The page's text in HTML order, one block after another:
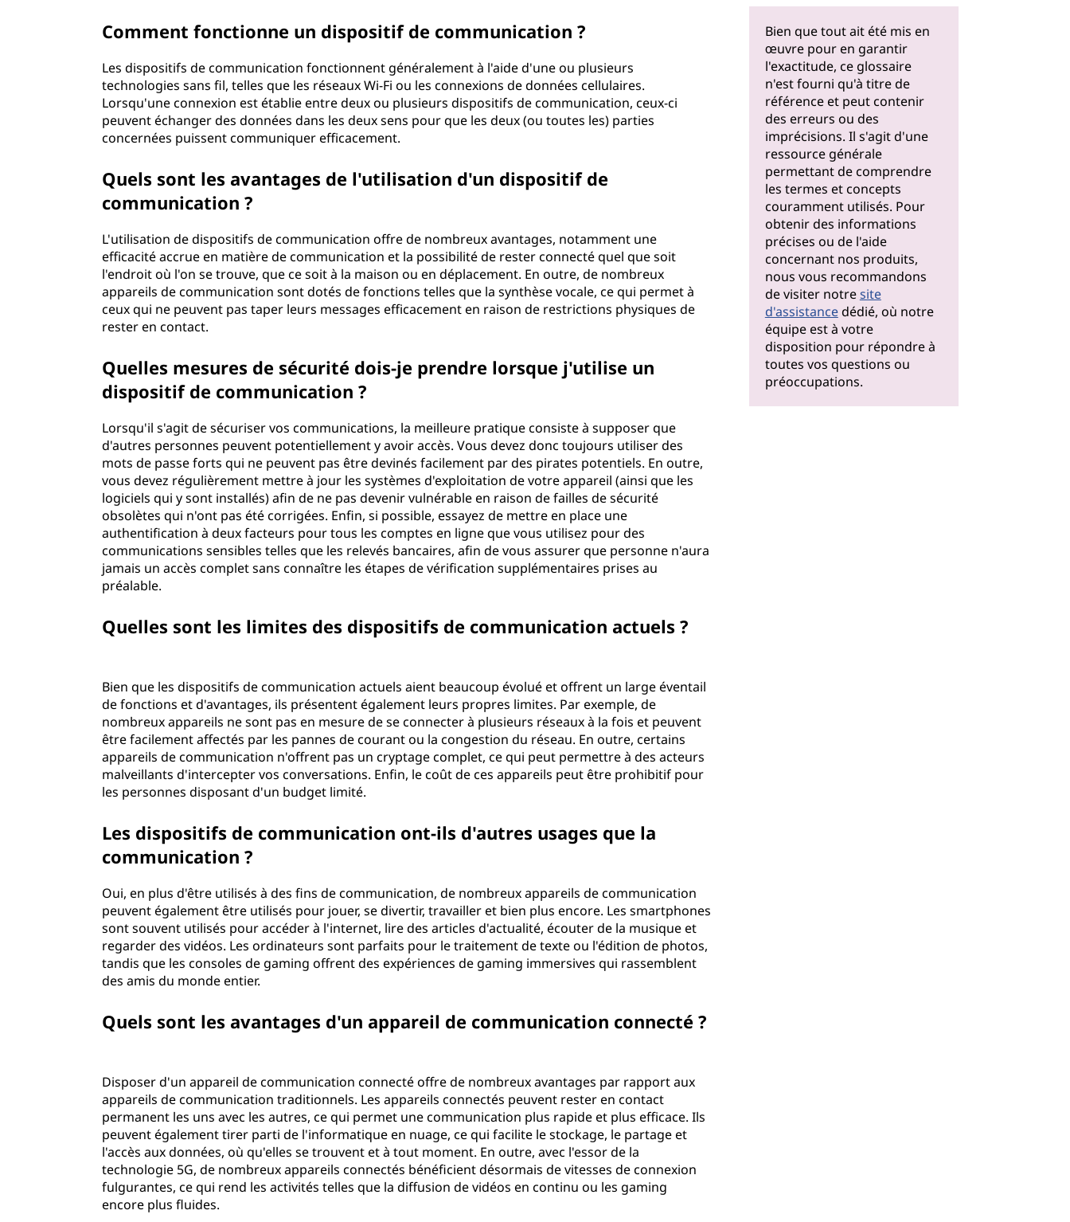
Comment fonctionne un dispositif de communication ?
Les dispositifs de communication fonctionnent généralement à l'aide d'une ou plusieurs
technologies sans fil, telles que les réseaux Wi-Fi ou les connexions de données cellulaires.
Lorsqu'une connexion est établie entre deux ou plusieurs dispositifs de communication, ceux-ci
peuvent échanger des données dans les deux sens pour que les deux (ou toutes les) parties
concernées puissent communiquer efficacement.
Quels sont les avantages de l'utilisation d'un dispositif de
communication ?
L'utilisation de dispositifs de communication offre de nombreux avantages, notamment une
efficacité accrue en matière de communication et la possibilité de rester connecté quel que soit
l'endroit où l'on se trouve, que ce soit à la maison ou en déplacement. En outre, de nombreux
appareils de communication sont dotés de fonctions telles que la synthèse vocale, ce qui permet à
ceux qui ne peuvent pas taper leurs messages efficacement en raison de restrictions physiques de
rester en contact.
Quelles mesures de sécurité dois-je prendre lorsque j'utilise un
dispositif de communication ?
Lorsqu'il s'agit de sécuriser vos communications, la meilleure pratique consiste à supposer que
d'autres personnes peuvent potentiellement y avoir accès. Vous devez donc toujours utiliser des
mots de passe forts qui ne peuvent pas être devinés facilement par des pirates potentiels. En outre,
vous devez régulièrement mettre à jour les systèmes d'exploitation de votre appareil (ainsi que les
logiciels qui y sont installés) afin de ne pas devenir vulnérable en raison de failles de sécurité
obsolètes qui n'ont pas été corrigées. Enfin, si possible, essayez de mettre en place une
authentification à deux facteurs pour tous les comptes en ligne que vous utilisez pour des
communications sensibles telles que les relevés bancaires, afin de vous assurer que personne n'aura
jamais un accès complet sans connaître les étapes de vérification supplémentaires prises au
préalable.
Quelles sont les limites des dispositifs de communication actuels ?
Bien que les dispositifs de communication actuels aient beaucoup évolué et offrent un large éventail
de fonctions et d'avantages, ils présentent également leurs propres limites. Par exemple, de
nombreux appareils ne sont pas en mesure de se connecter à plusieurs réseaux à la fois et peuvent
être facilement affectés par les pannes de courant ou la congestion du réseau. En outre, certains
appareils de communication n'offrent pas un cryptage complet, ce qui peut permettre à des acteurs
malveillants d'intercepter vos conversations. Enfin, le coût de ces appareils peut être prohibitif pour
les personnes disposant d'un budget limité.
Les dispositifs de communication ont-ils d'autres usages que la
communication ?
Oui, en plus d'être utilisés à des fins de communication, de nombreux appareils de communication
peuvent également être utilisés pour jouer, se divertir, travailler et bien plus encore. Les smartphones
sont souvent utilisés pour accéder à l'internet, lire des articles d'actualité, écouter de la musique et
regarder des vidéos. Les ordinateurs sont parfaits pour le traitement de texte ou l'édition de photos,
tandis que les consoles de gaming offrent des expériences de gaming immersives qui rassemblent
des amis du monde entier.
Quels sont les avantages d'un appareil de communication connecté ?
Disposer d'un appareil de communication connecté offre de nombreux avantages par rapport aux
appareils de communication traditionnels. Les appareils connectés peuvent rester en contact
permanent les uns avec les autres, ce qui permet une communication plus rapide et plus efficace. Ils
peuvent également tirer parti de l'informatique en nuage, ce qui facilite le stockage, le partage et
l'accès aux données, où qu'elles se trouvent et à tout moment. En outre, avec l'essor de la
technologie 5G, de nombreux appareils connectés bénéficient désormais de vitesses de connexion
fulgurantes, ce qui rend les activités telles que la diffusion de vidéos en continu ou les gaming
encore plus fluides.
Bien que tout ait été mis en
œuvre pour en garantir
l'exactitude, ce glossaire
n'est fourni qu'à titre de
référence et peut contenir
des erreurs ou des
imprécisions. Il s'agit d'une
ressource générale
permettant de comprendre
les termes et concepts
couramment utilisés. Pour
obtenir des informations
précises ou de l'aide
concernant nos produits,
nous vous recommandons
de visiter notresite
d'assistancedédié, où notre
équipe est à votre
disposition pour répondre à
toutes vos questions ou
préoccupations.